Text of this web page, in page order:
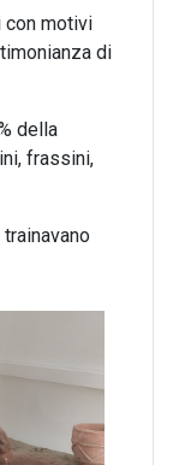
con motivi
di
della
frassini,